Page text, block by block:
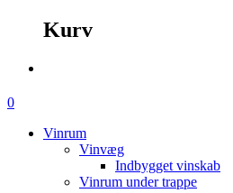
Kurv
0
Vinrum
Vinvæg
Indbygget vinskab
Vinrum under trappe